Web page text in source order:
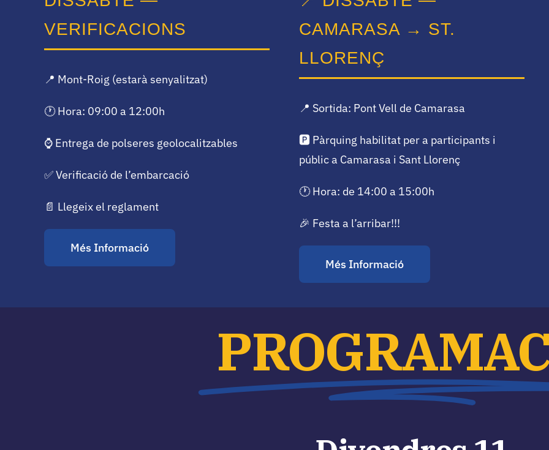
VERIFICACIONS
📍 Mont-Roig (estarà senyalitzat)
🕐 Hora: 09:00 a 12:00h
⌚ Entrega de polseres geolocalitzables
✅ Verificació de l’embarcació
📄 Llegeix el reglament
Més Informació
CAMARASA → ST.
LLORENÇ
📍 Sortida: Pont Vell de Camarasa
🅿️ Pàrquing habilitat per a participants i
públic a Camarasa i Sant Llorenç
🕐 Hora: de 14:00 a 15:00h
🎉 Festa a l’arribar!!!
Més Informació